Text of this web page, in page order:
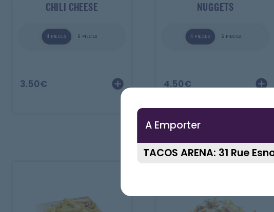
CHILI CHEESE
4 PIECES 6 PIECES
3.50€
NUGGETS
4 PIECES 6 PIECES
4.50€
A Emporter